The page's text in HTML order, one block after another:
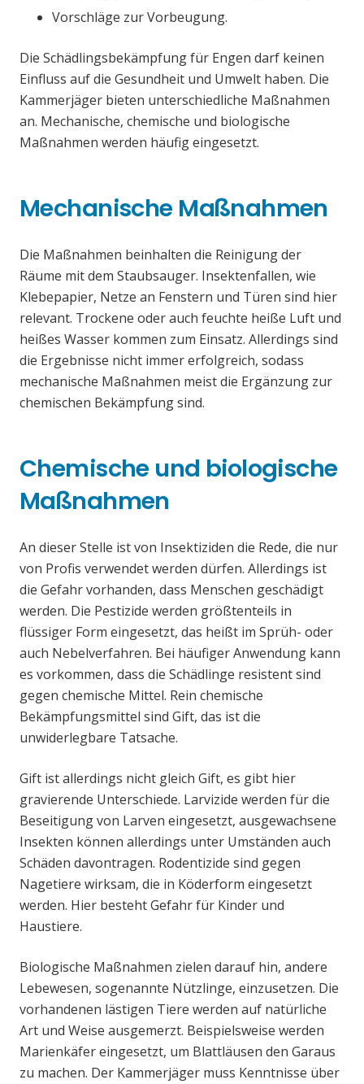
Vorschläge zur Vorbeugung.
Die Schädlingsbekämpfung für Engen darf keinen
Einfluss auf die Gesundheit und Umwelt haben. Die
Kammerjäger bieten unterschiedliche Maßnahmen
an. Mechanische, chemische und biologische
Maßnahmen werden häufig eingesetzt.
Mechanische Maßnahmen
Die Maßnahmen beinhalten die Reinigung der
Räume mit dem Staubsauger. Insektenfallen, wie
Klebepapier, Netze an Fenstern und Türen sind hier
relevant. Trockene oder auch feuchte heiße Luft und
heißes Wasser kommen zum Einsatz. Allerdings sind
die Ergebnisse nicht immer erfolgreich, sodass
mechanische Maßnahmen meist die Ergänzung zur
chemischen Bekämpfung sind.
Chemische und biologische
Maßnahmen
An dieser Stelle ist von Insektiziden die Rede, die nur
von Profis verwendet werden dürfen. Allerdings ist
die Gefahr vorhanden, dass Menschen geschädigt
werden. Die Pestizide werden größtenteils in
flüssiger Form eingesetzt, das heißt im Sprüh- oder
auch Nebelverfahren. Bei häufiger Anwendung kann
es vorkommen, dass die Schädlinge resistent sind
gegen chemische Mittel. Rein chemische
Bekämpfungsmittel sind Gift, das ist die
unwiderlegbare Tatsache.
Gift ist allerdings nicht gleich Gift, es gibt hier
gravierende Unterschiede. Larvizide werden für die
Beseitigung von Larven eingesetzt, ausgewachsene
Insekten können allerdings unter Umständen auch
Schäden davontragen. Rodentizide sind gegen
Nagetiere wirksam, die in Köderform eingesetzt
werden. Hier besteht Gefahr für Kinder und
Haustiere.
Biologische Maßnahmen zielen darauf hin, andere
Lebewesen, sogenannte Nützlinge, einzusetzen. Die
vorhandenen lästigen Tiere werden auf natürliche
Art und Weise ausgemerzt. Beispielsweise werden
Marienkäfer eingesetzt, um Blattläusen den Garaus
zu machen. Der Kammerjäger muss Kenntnisse über